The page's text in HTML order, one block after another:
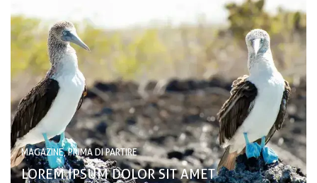
MAGAZINE, PRIMA DI PARTIRE
LOREM IPSUM DOLOR SIT AMET